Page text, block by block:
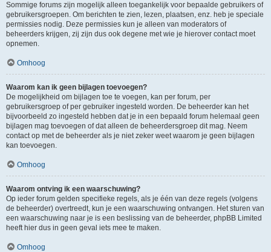
Sommige forums zijn mogelijk alleen toegankelijk voor bepaalde gebruikers of
gebruikersgroepen. Om berichten te zien, lezen, plaatsen, enz. heb je speciale
permissies nodig. Deze permissies kun je alleen van moderators of
beheerders krijgen, zij zijn dus ook degene met wie je hierover contact moet
opnemen.
Omhoog
Waarom kan ik geen bijlagen toevoegen?
De mogelijkheid om bijlagen toe te voegen, kan per forum, per
gebruikersgroep of per gebruiker ingesteld worden. De beheerder kan het
bijvoorbeeld zo ingesteld hebben dat je in een bepaald forum helemaal geen
bijlagen mag toevoegen of dat alleen de beheerdersgroep dit mag. Neem
contact op met de beheerder als je niet zeker weet waarom je geen bijlagen
kan toevoegen.
Omhoog
Waarom ontving ik een waarschuwing?
Op ieder forum gelden specifieke regels, als je één van deze regels (volgens
de beheerder) overtreedt, kun je een waarschuwing ontvangen. Het sturen van
een waarschuwing naar je is een beslissing van de beheerder, phpBB Limited
heeft hier dus in geen geval iets mee te maken.
Omhoog